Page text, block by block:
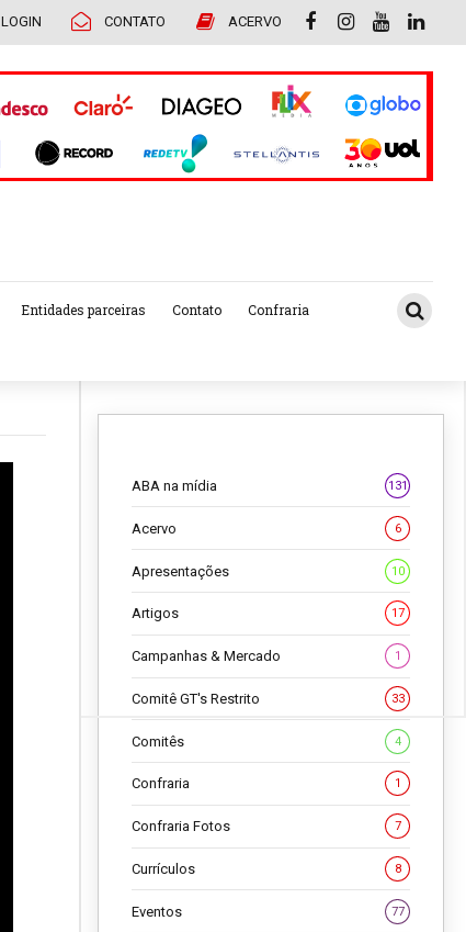
LOGIN CONTATO ACERVO
Entidades parceiras Contato Confraria
ABA na mídia 131
Acervo 6
Apresentações 10
Artigos 17
Campanhas & Mercado 1
Comitê GT's Restrito 33
Comitês 4
Confraria 1
Confraria Fotos 7
Currículos 8
Eventos 77